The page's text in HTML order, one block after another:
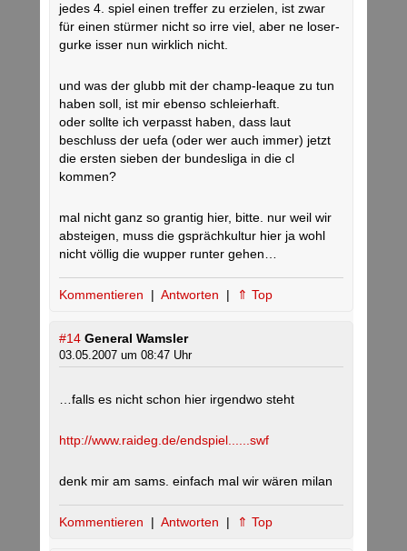
jedes 4. spiel einen treffer zu erzielen, ist zwar
für einen stürmer nicht so irre viel, aber ne loser-
gurke isser nun wirklich nicht.
und was der glubb mit der champ-leaque zu tun
haben soll, ist mir ebenso schleierhaft.
oder sollte ich verpasst haben, dass laut
beschluss der uefa (oder wer auch immer) jetzt
die ersten sieben der bundesliga in die cl
kommen?
mal nicht ganz so grantig hier, bitte. nur weil wir
absteigen, muss die gsprächkultur hier ja wohl
nicht völlig die wupper runter gehen…
Kommentieren | Antworten | ⇑ Top
#14 General Wamsler
03.05.2007 um 08:47 Uhr
…falls es nicht schon hier irgendwo steht
http://www.raideg.de/endspiel......swf
denk mir am sams. einfach mal wir wären milan
Kommentieren | Antworten | ⇑ Top